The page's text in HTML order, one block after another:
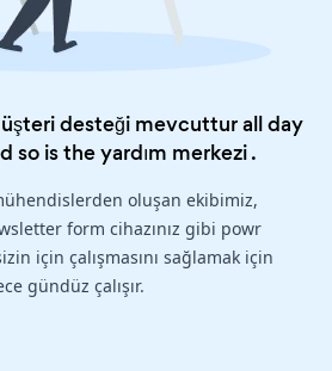
desteği mevcuttur all day
so is theyardım merkezi.
oluşan ekibimiz,
form cihazınız gibi powr
için çalışmasını sağlamak için
gündüz çalışır.